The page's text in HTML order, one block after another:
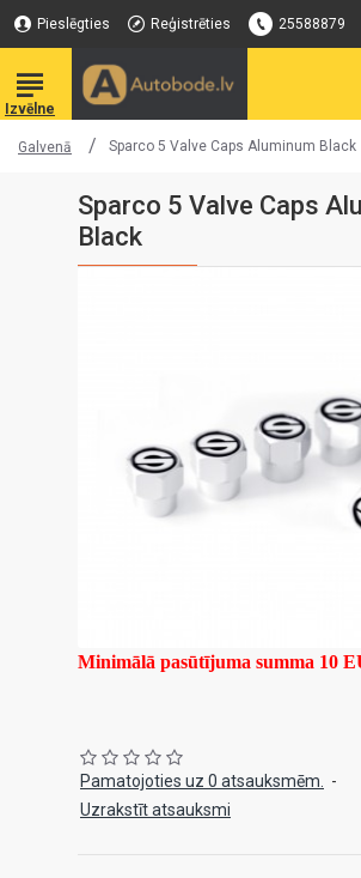
Pieslēgties Reģistrēties 25588879
Galvenā Sparco 5 Valve Caps Aluminum Black
Sparco 5 Valve Caps
Black
Minimālā pasūtījuma summa 10
Pamatojoties uz 0 atsauksmēm.
-
Uzrakstīt atsauksmi